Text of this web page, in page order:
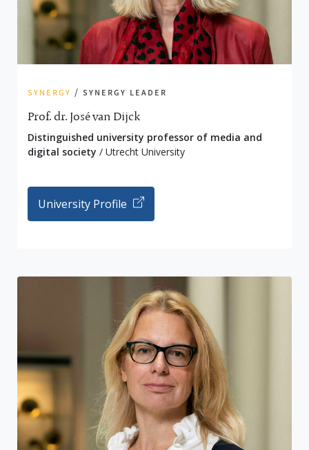
synergy / synergy leader
Prof. dr. José van Dijck
Distinguished university professor of media and
digital society / Utrecht University
University Profile